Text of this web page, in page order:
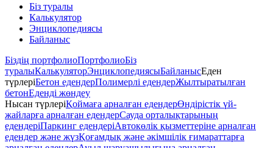
Біз туралы
Калькулятор
Энциклопедиясы
Байланыс
Біздің портфолиоПортфолиоБіз
туралыКалькуляторЭнциклопедиясыБайланысЕден
түрлеріБетон едендерПолимерлі едендерЖылтыратылған
бетонЕденді жөндеу
Нысан түрлеріҚоймаға арналған едендерӨндірістік үй-
жайларға арналған едендерСауда орталықтарының
едендеріПаркинг едендеріАвтокөлік қызметтеріне арналған
едендер және жүзҚоғамдық және әкімшілік ғимараттарға